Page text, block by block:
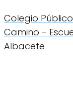
Colegio
Camino -
Albacete